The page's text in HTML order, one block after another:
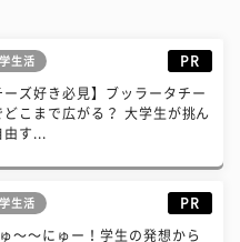
生活 PR
ーズ好き必見】ブッラータチー
どこまで広がる？ 大学生が挑ん
由す...
生活 PR
〜〜にゅー！学生の発想から